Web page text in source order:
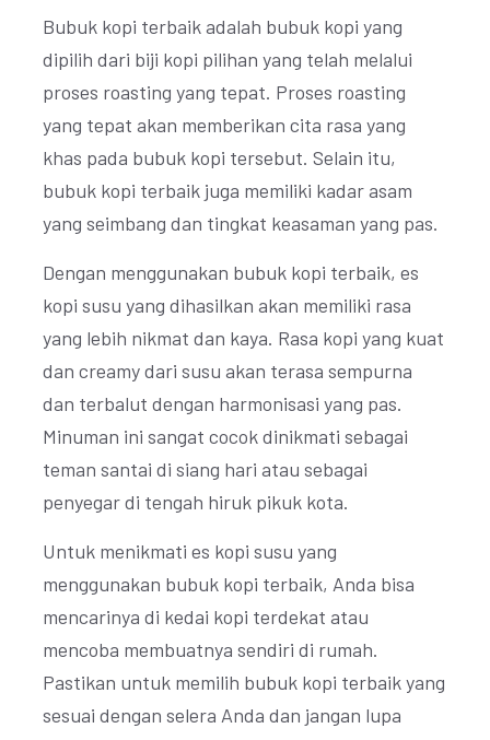
Bubuk kopi terbaik adalah bubuk kopi yang
dipilih dari biji kopi pilihan yang telah melalui
proses roasting yang tepat. Proses roasting
yang tepat akan memberikan cita rasa yang
khas pada bubuk kopi tersebut. Selain itu,
bubuk kopi terbaik juga memiliki kadar asam
yang seimbang dan tingkat keasaman yang pas.
Dengan menggunakan bubuk kopi terbaik, es
kopi susu yang dihasilkan akan memiliki rasa
yang lebih nikmat dan kaya. Rasa kopi yang kuat
dan creamy dari susu akan terasa sempurna
dan terbalut dengan harmonisasi yang pas.
Minuman ini sangat cocok dinikmati sebagai
teman santai di siang hari atau sebagai
penyegar di tengah hiruk pikuk kota.
Untuk menikmati es kopi susu yang
menggunakan bubuk kopi terbaik, Anda bisa
mencarinya di kedai kopi terdekat atau
mencoba membuatnya sendiri di rumah.
Pastikan untuk memilih bubuk kopi terbaik yang
sesuai dengan selera Anda dan jangan lupa